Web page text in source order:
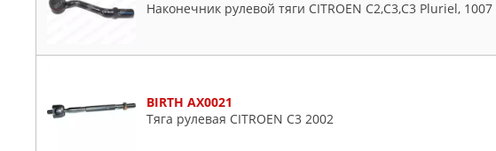
Наконечник рулевой тяги CITROEN C2,C3,C3 Pluriel, 1007
BIRTH AX0021
Тяга рулевая CITROEN C3 2002